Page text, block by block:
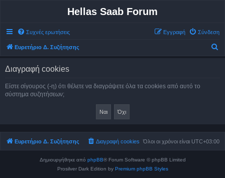
Hellas Saab Forum
Συχνές ερωτήσεις Σύνδεση
Εγγραφή
Ευρετήριο Δ. Συζήτησης
σ
η
Διαγραφή cookies
Είστε σίγουρος (-η) ότι θέλετε να διαγράψετε όλα τα cookies από αυτό το
σύστημα συζητήσεων;
Ευρετήριο Δ. Συζήτησης Όλοι οι χρόνοι είναι UTC+03:00
Διαγραφή cookies
Δημιουργήθηκε από phpBB® Forum Software © phpBB Limited
Prosilver Dark Edition by Premium phpBB Styles